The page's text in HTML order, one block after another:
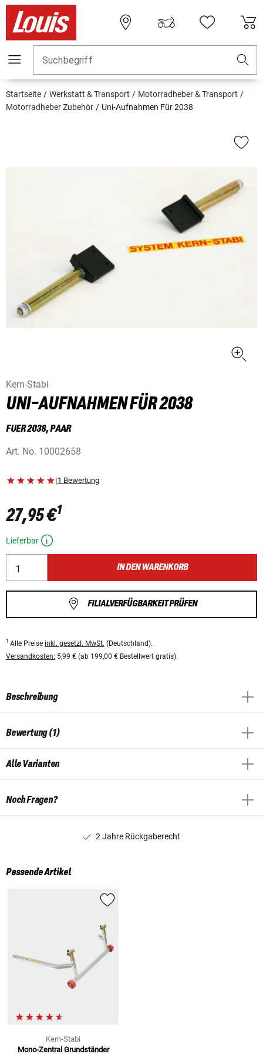
Suchbegriff
Startseite Werkstatt & Transport
Motorradheber & Transport
Motorradheber Zubehör
Uni-Aufnahmen Für 2038
Kern-Stabi
UNI-AUFNAHMEN FÜR 2038
FUER 2038, PAAR
Art. No. 10002658
|1 Bewertung
27,95 €1
Lieferbar
IN DEN WARENKORB
FILIALVERFÜGBARKEIT PRÜFEN
1 Alle Preise inkl. gesetzl. MwSt. (Deutschland).
Versandkosten: 5,99 € (ab 199,00 € Bestellwert gratis).
Beschreibung
Bewertung (1)
Alle Varianten
Noch Fragen?
2 Jahre Rückgaberecht
Passende Artikel
Kern-Stabi
Mono-Zentral Grundständer